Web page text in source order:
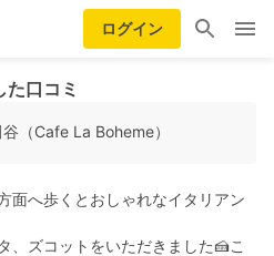
ログイン
た口コミ
（Cafe La Boheme）
面へ歩くとおしゃれなイタリアン
、ズコットをいただきました🍰こ